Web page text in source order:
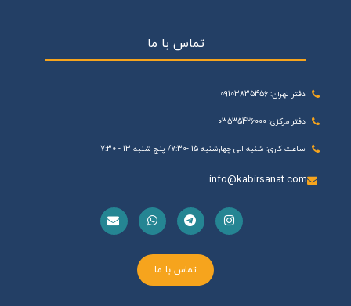
تماس با ما
دفتر تهران: 09103835456
دفتر مرکزی: 03535426000
ساعت کاری: شنبه الی چهارشنبه 15 -7:30/ پنج شنبه 13 - 7:30
info@kabirsanat.com
تماس با ما